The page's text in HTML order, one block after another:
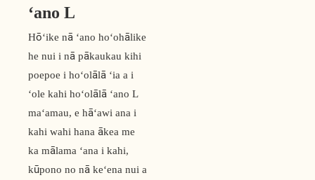
ʻano L
Hōʻike nā ʻano hoʻohālike
he nui i nā pākaukau kihi
poepoe i hoʻolālā ʻia a i
ʻole kahi hoʻolālā ʻano L
maʻamau, e hāʻawi ana i
kahi wahi hana ākea me
ka mālama ʻana i kahi,
kūpono no nā keʻena nui a